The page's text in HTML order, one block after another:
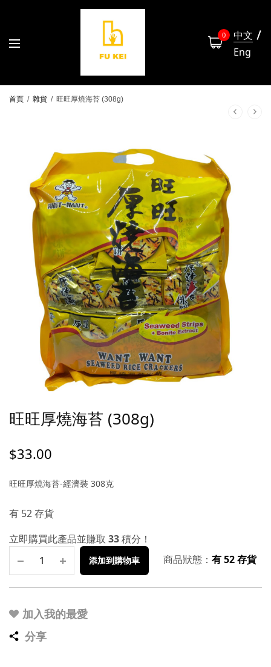
0
中文
Eng
首頁 / 雜貨 / 旺旺厚燒海苔 (308g)
旺旺厚燒海苔 (308g)
$33.00
旺旺厚燒海苔-經濟裝 308克
有 52 存貨
立即購買此產品並賺取 33積分！
添加到購物車 商品狀態： 有 52 存貨
加入我的最愛
分享